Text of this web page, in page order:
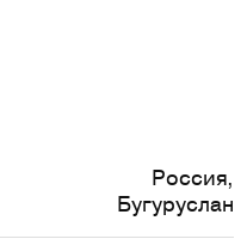
Россия,
Бугуруслан